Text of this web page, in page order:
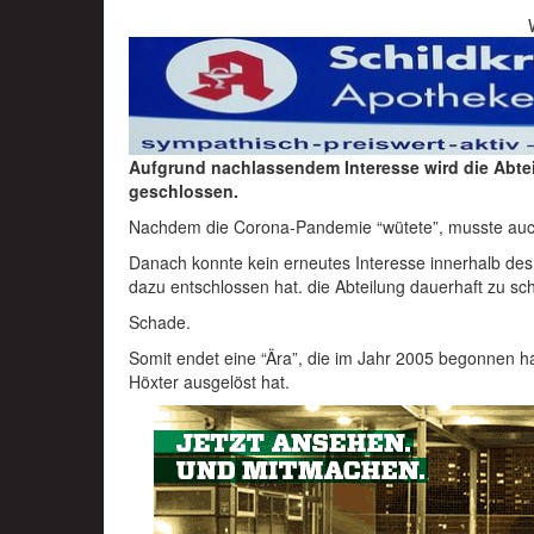
Aufgrund nachlassendem Interesse wird die
geschlossen.
Nachdem die Corona-Pandemie “wütete”, musste
Danach konnte kein erneutes Interesse innerhalb
dazu entschlossen hat. die Abteilung dauerhaft zu
Schade.
Somit endet eine “Ära”, die im Jahr 2005 begonnen
Höxter ausgelöst hat.